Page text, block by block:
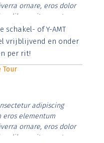
ornare, eros dolor
libero vitae erat.
id rutrum lorem
tristique posuere.
of Y-AMT
vrijblijvend en onder
per rit!
Tour
adipiscing
eros elementum
ornare, eros dolor
libero vitae erat.